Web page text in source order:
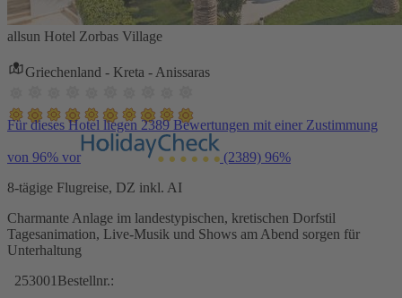
allsun Hotel Zorbas Village
Griechenland - Kreta - Anissaras
Für dieses Hotel liegen 2389 Bewertungen mit einer Zustimmung
von 96% vor (2389) 96%
8-tägige Flugreise, DZ inkl. AI
Charmante Anlage im landestypischen, kretischen Dorfstil
Tagesanimation, Live-Musik und Shows am Abend sorgen für
Unterhaltung
253001 Bestellnr.: